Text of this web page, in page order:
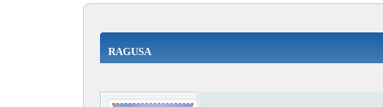
RAGUSA